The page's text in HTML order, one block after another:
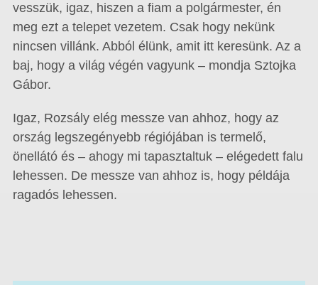
vesszük, igaz, hiszen a fiam a polgármester, én
meg ezt a telepet vezetem. Csak hogy nekünk
nincsen villánk. Abból élünk, amit itt keresünk. Az a
baj, hogy a világ végén vagyunk – mondja Sztojka
Gábor.
Igaz, Rozsály elég messze van ahhoz, hogy az
ország legszegényebb régiójában is termelő,
önellátó és – ahogy mi tapasztaltuk – elégedett falu
lehessen. De messze van ahhoz is, hogy példája
ragadós lehessen.